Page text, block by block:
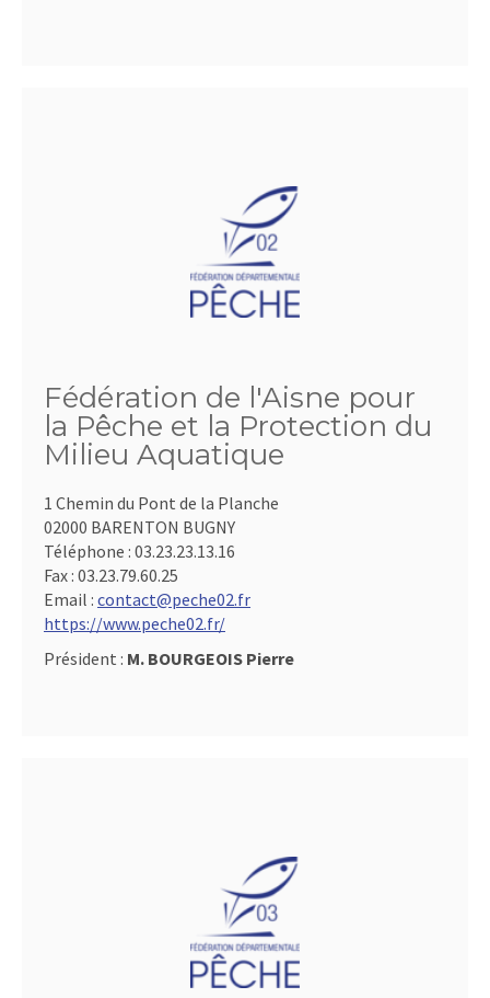
Fédération de l'Aisne pour
la Pêche et la Protection du
Milieu Aquatique
1 Chemin du Pont de la Planche
02000 BARENTON BUGNY
Téléphone : 03.23.23.13.16
Fax : 03.23.79.60.25
Email : contact@peche02.fr
https://www.peche02.fr/
Président : M. BOURGEOIS Pierre